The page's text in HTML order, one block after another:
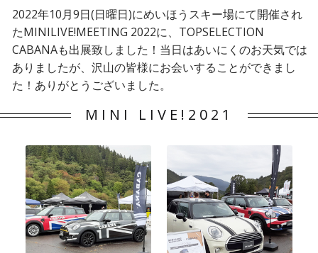
n
2022年10月9日(日曜日)にめいほうスキー場にて開催され
たMINILIVE!MEETING 2022に、TOPSELECTION
CABANAも出展致しました！当日はあいにくのお天気では
ありましたが、沢山の皆様にお会いすることができまし
た！ありがとうございました。
MINI LIVE!2021